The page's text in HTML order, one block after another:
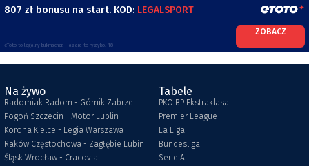
807 zł bonusu na start. KOD: LEGALSPORT
eToto to legalny bukmacher. Hazard to ryzyko. 18+
ZOBACZ
Na żywo
Radomiak Radom - Górnik Zabrze
Pogoń Szczecin - Motor Lublin
Korona Kielce - Legia Warszawa
Raków Częstochowa - Zagłębie Lubin
Śląsk Wrocław - Cracovia
Tabele
PKO BP Ekstraklasa
Premier League
La Liga
Bundesliga
Serie A